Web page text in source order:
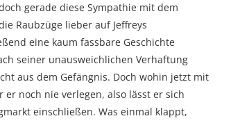
gerade diese Sympathie mit dem
Raubzüge lieber auf Jeffreys
eine kaum fassbare Geschichte
seiner unausweichlichen Verhaftung
aus dem Gefängnis. Doch wohin jetzt mit
noch nie verlegen, also lässt er sich
einschließen. Was einmal klappt,